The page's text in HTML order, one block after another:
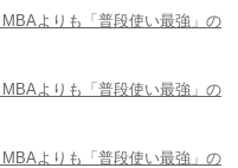
よりも「普段使い最強」の
よりも「普段使い最強」の
よりも「普段使い最強」の